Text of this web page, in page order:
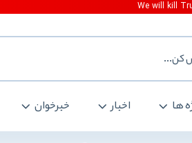
ها اخبار خبرخوان